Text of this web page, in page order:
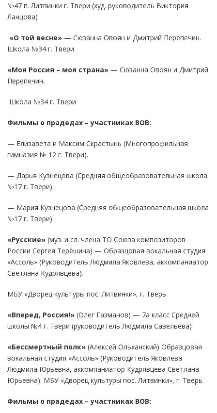
№47 п. Литвинки г. Твери (худ. руководитель Виктория
Ланцова)
«О той весне» — Сюзанна Овоян и Дмитрий Перепечин.
Школа №34 г. Твери
«Моя Россия – моя страна» — Сюзанна Овоян и Дмитрий
Перепечин.
Школа №34 г. Твери
Фильмы о прадедах – участниках ВОВ:
— Елизавета и Максим Скрастынь (Многопрофильная
гимназия № 12 г. Твери).
— Дарья Кузнецова (Средняя общеобразовательная школа
№17 г. Твери).
— Мария Кузнецова (Средняя общеобразовательная школа
№17 г. Твери)
«Русские» (муз. и сл. члена ТО Союза композиторов
России Сергея Терёшина) — Образцовая вокальная студия
«Ассоль» (Руководитель Людмила Яковлева, аккомпаниатор
Светлана Кудрявцева).
МБУ «Дворец культуры пос. Литвинки», г. Тверь
«Вперед, Россия!» (Олег Газманов) — 7а класс Средней
школы №4 г. Твери (руководитель Людмила Савельева)
«Бессмертный полк» (Алексей Ольханский) Образцовая
вокальная студия «Ассоль» (Руководитель Яковлева
Людмила Юрьевна, аккомпаниатор Кудрявцева Светлана
Юрьевна). МБУ «Дворец культуры пос. Литвинки», г. Тверь
Фильмы о прадедах – участниках ВОВ: